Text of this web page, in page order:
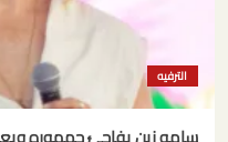
الترفيه